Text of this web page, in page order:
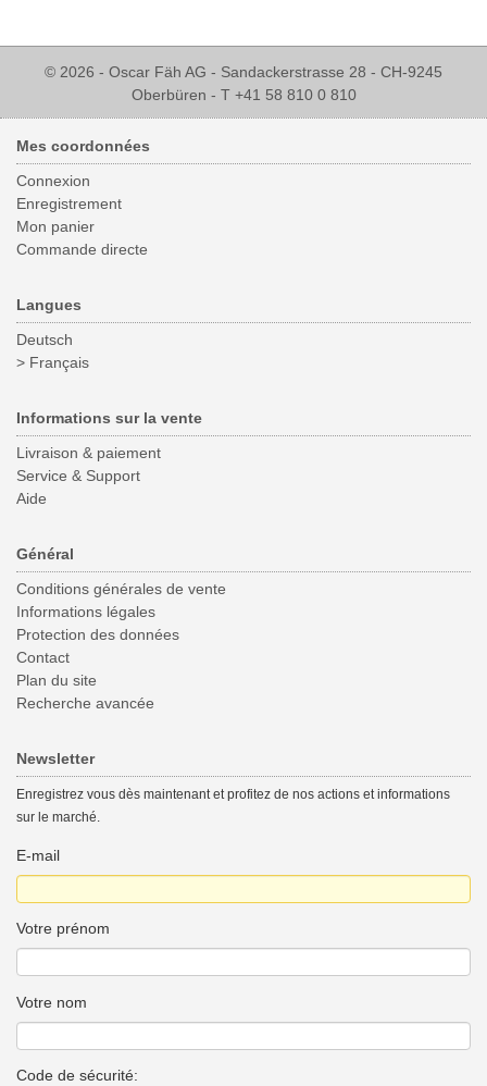
© 2026 - Oscar Fäh AG - Sandackerstrasse 28 - CH-9245
Oberbüren - T +41 58 810 0 810
Mes coordonnées
Connexion
Enregistrement
Mon panier
Commande directe
Langues
Deutsch
> Français
Informations sur la vente
Livraison & paiement
Service & Support
Aide
Général
Conditions générales de vente
Informations légales
Protection des données
Contact
Plan du site
Recherche avancée
Newsletter
Enregistrez vous dès maintenant et profitez de nos actions et informations
sur le marché.
E-mail
Votre prénom
Votre nom
Code de sécurité: